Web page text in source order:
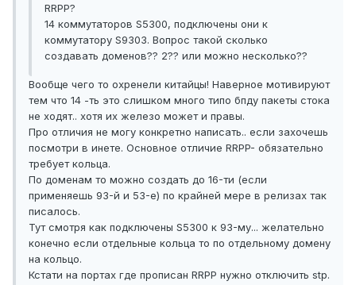
RRPP?
14 коммутаторов S5300, подключены они к
коммутатору S9303. Вопрос такой сколько
создавать доменов?? 2?? или можно несколько??
Вообще чего то охренели китайцы! Наверное мотивируют
тем что 14 -ть это слишком много типо бпду пакеты стока
не ходят.. хотя их железо может и правы.
Про отличия не могу конкретно написать.. если захочешь
посмотри в инете. Основное отличие RRPP- обязательно
требует кольца.
По доменам то можно создать до 16-ти (если
применяешь 93-й и 53-е) по крайней мере в релизах так
писалось.
Тут смотря как подключены S5300 к 93-му... желательно
конечно если отдельные кольца то по отдельному домену
на кольцо.
Кстати на портах где прописан RRPP нужно отключить stp.